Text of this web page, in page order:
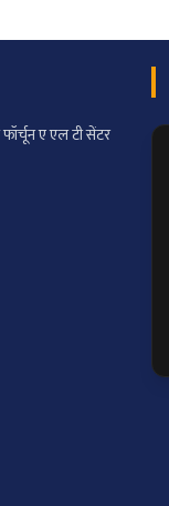
ए एल टी सेंटर